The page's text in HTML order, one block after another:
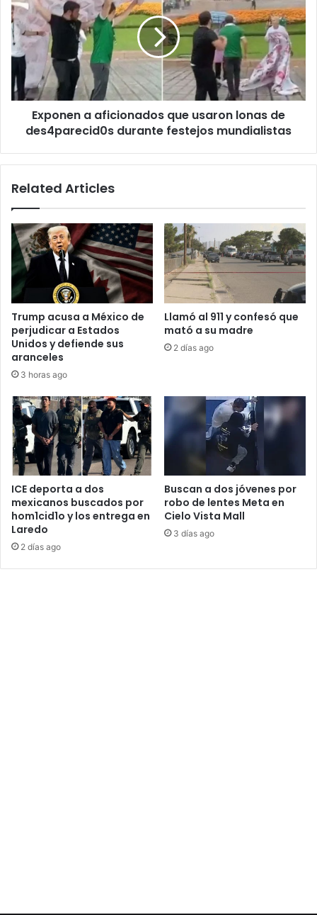
su
octava
Copa
aficionados
que
usaron
lonas
des4parecid0s
durante
festejos
mundialistas
Exponen a aficionados que usaron lonas de
des4parecid0s durante festejos mundialistas
Related Articles
Trump acusa a México de
perjudicar a Estados
Unidos y defiende sus
aranceles
3 horas ago
Llamó al 911 y confesó que
mató a su madre
2 días ago
ICE deporta a dos
mexicanos buscados por
hom1cid1o y los entrega en
Laredo
2 días ago
Buscan a dos jóvenes por
robo de lentes Meta en
Cielo Vista Mall
3 días ago